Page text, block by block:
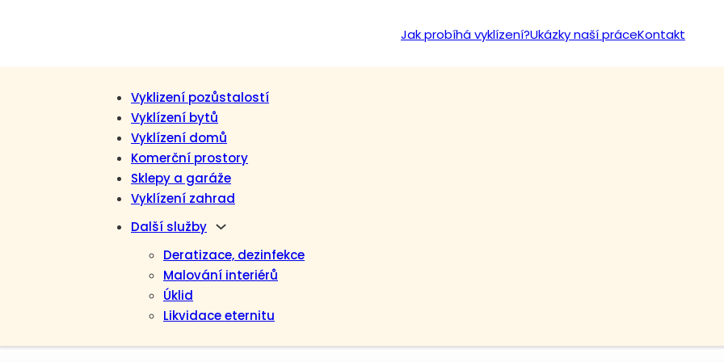
Jak probíhá vyklízení?Ukázky naší práceKontakt
Vyklizení pozůstalostí
Vyklízení bytů
Vyklízení domů
Komerční prostory
Sklepy a garáže
Vyklízení zahrad
Další služby
Deratizace, dezinfekce
Malování interiérů
Úklid
Likvidace eternitu